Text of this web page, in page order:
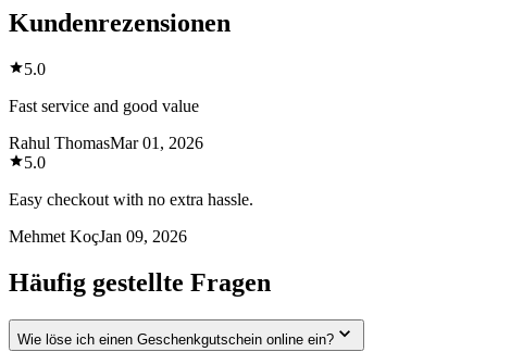
Kundenrezensionen
5.0
Fast service and good value
Rahul ThomasMar 01, 2026
5.0
Easy checkout with no extra hassle.
Mehmet KoçJan 09, 2026
Häufig gestellte Fragen
Wie löse ich einen Geschenkgutschein online ein?